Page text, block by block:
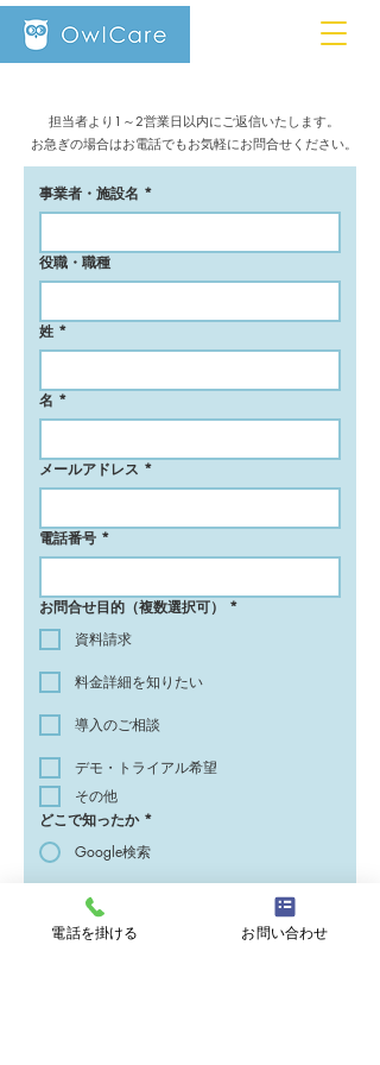
担当者より1～2営業日以内にご返信いたします。
​お急ぎの場合はお電話でもお気軽にお問合せください。
事業者・施設名 *
役職・職種
姓 *
名 *
メールアドレス *
電話番号 *
お問合せ目的（複数選択可）
*
資料請求
料金詳細を知りたい
導入のご相談
デモ・トライアル希望
その他
どこで知ったか *
Google検索
メディア記事
紹介
電話を掛ける お問い合わせ